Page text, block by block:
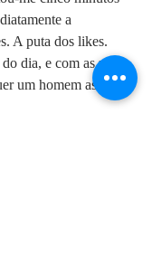
a
A puta dos likes.
dia, e com as redes
um homem assim?